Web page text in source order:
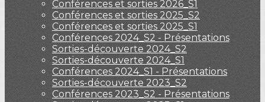
Conférences et sorties 2026_S1
Conférences et sorties 2025_S2
Conférences et sorties 2025_S1
Conférences 2024_S2 - Présentations
Sorties-découverte 2024_S2
Sorties-découverte 2024_S1
Conférences 2024_S1 - Présentations
Sorties-découverte 2023_S2
Conférences 2023_S2 - Présentations